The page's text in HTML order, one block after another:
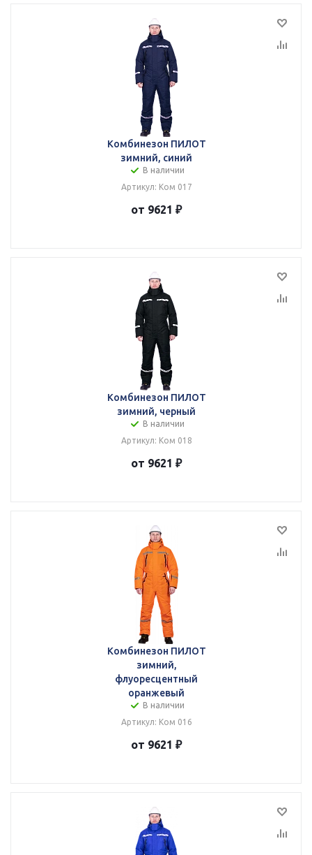
Комбинезон ПИЛОТ
зимний, синий
В наличии
Артикул: Ком 017
от 9621 ₽
Комбинезон ПИЛОТ
зимний, черный
В наличии
Артикул: Ком 018
от 9621 ₽
Комбинезон ПИЛОТ
зимний,
флуоресцентный
оранжевый
В наличии
Артикул: Ком 016
от 9621 ₽